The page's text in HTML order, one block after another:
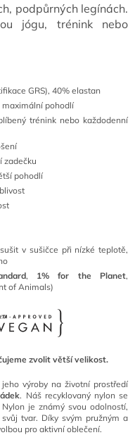
podpůrných legínách.
jógu, trénink nebo
GRS), 40% elastan
maximální pohodlí
trénink nebo každodenní
zadečku
pohodlí
v sušičce při nízké teplotě,
, 1% for the Planet,
of Animals)
zvolit větší velikost.
výroby na životní prostředí
. Náš recyklovaný nylon se
je známý svou odolností,
tvar. Díky svým pružným a
pro aktivní oblečení.